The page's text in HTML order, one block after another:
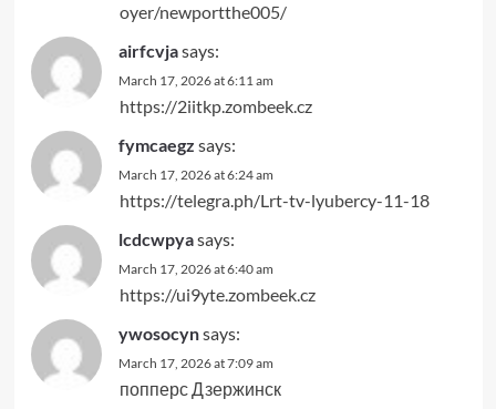
oyer/newportthe005/
airfcvjasays:
March 17, 2026 at 6:11 am
https://2iitkp.zombeek.cz
fymcaegz says:
March 17, 2026 at 6:24 am
https://telegra.ph/Lrt-tv-lyubercy-11-18
lcdcwpyasays:
March 17, 2026 at 6:40 am
https://ui9yte.zombeek.cz
ywosocynsays:
March 17, 2026 at 7:09 am
попперс Дзержинск